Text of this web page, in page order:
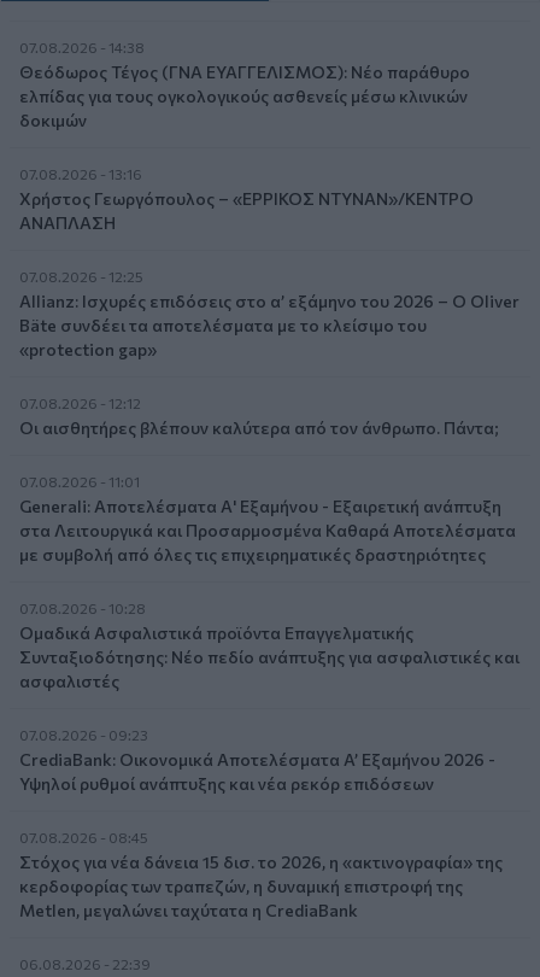
07.08.2026 - 14:38
Θεόδωρος Τέγος (ΓΝΑ ΕΥΑΓΓΕΛΙΣΜΟΣ): Νέο παράθυρο
ελπίδας για τους ογκολογικούς ασθενείς μέσω κλινικών
δοκιμών
07.08.2026 - 13:16
Χρήστος Γεωργόπουλος – «ΕΡΡΙΚΟΣ ΝΤΥΝΑΝ»/ΚΕΝΤΡΟ
ΑΝΑΠΛΑΣΗ
07.08.2026 - 12:25
Allianz: Ισχυρές επιδόσεις στο α’ εξάμηνο του 2026 – Ο Oliver
Bäte συνδέει τα αποτελέσματα με το κλείσιμο του
«protection gap»
07.08.2026 - 12:12
Οι αισθητήρες βλέπουν καλύτερα από τον άνθρωπο. Πάντα;
07.08.2026 - 11:01
Generali: Αποτελέσματα Α' Εξαμήνου - Εξαιρετική ανάπτυξη
στα Λειτουργικά και Προσαρμοσμένα Καθαρά Αποτελέσματα
με συμβολή από όλες τις επιχειρηματικές δραστηριότητες
07.08.2026 - 10:28
Ομαδικά Ασφαλιστικά προϊόντα Επαγγελματικής
Συνταξιοδότησης: Νέο πεδίο ανάπτυξης για ασφαλιστικές και
ασφαλιστές
07.08.2026 - 09:23
CrediaBank: Οικονομικά Αποτελέσματα A’ Εξαμήνου 2026 -
Υψηλοί ρυθμοί ανάπτυξης και νέα ρεκόρ επιδόσεων
07.08.2026 - 08:45
Στόχος για νέα δάνεια 15 δισ. το 2026, η «ακτινογραφία» της
κερδοφορίας των τραπεζών, η δυναμική επιστροφή της
Metlen, μεγαλώνει ταχύτατα η CrediaBank
06.08.2026 - 22:39